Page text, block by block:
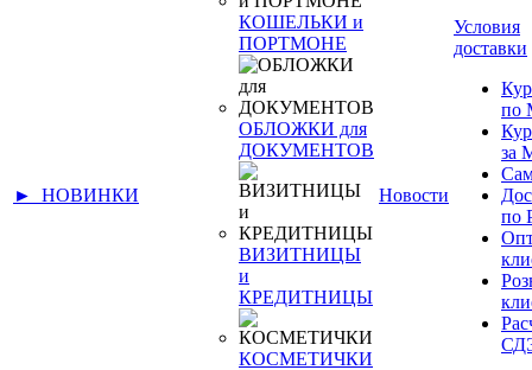
► НОВИНКИ
КОШЕЛЬКИ и
ПОРТМОНЕ
ОБЛОЖКИ для
ДОКУМЕНТОВ
ВИЗИТНИЦЫ
и
КРЕДИТНИЦЫ
КОСМЕТИЧКИ
Новости
Условия
доставки
по
за
по